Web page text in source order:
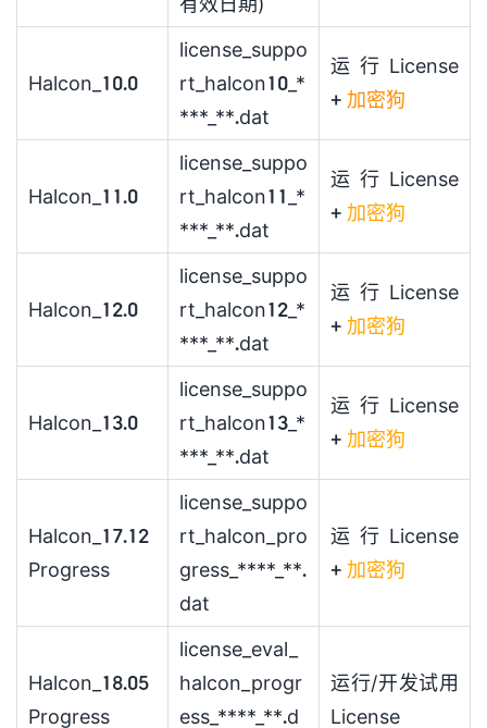
Halcon_10.0
license_suppo
rt_halcon10_*
***_**.dat
运行License
+ 加密狗
Halcon_11.0
license_suppo
rt_halcon11_*
***_**.dat
运行License
+ 加密狗
Halcon_12.0
license_suppo
rt_halcon12_*
***_**.dat
运行License
+ 加密狗
Halcon_13.0
license_suppo
rt_halcon13_*
***_**.dat
运行License
+ 加密狗
Halcon_17.12
Progress
license_suppo
rt_halcon_pro
gress_****_**.
dat
运行License
+ 加密狗
Halcon_18.05
Progress
license_eval_
halcon_progr
ess_****_**.d
运行/开发试用
License